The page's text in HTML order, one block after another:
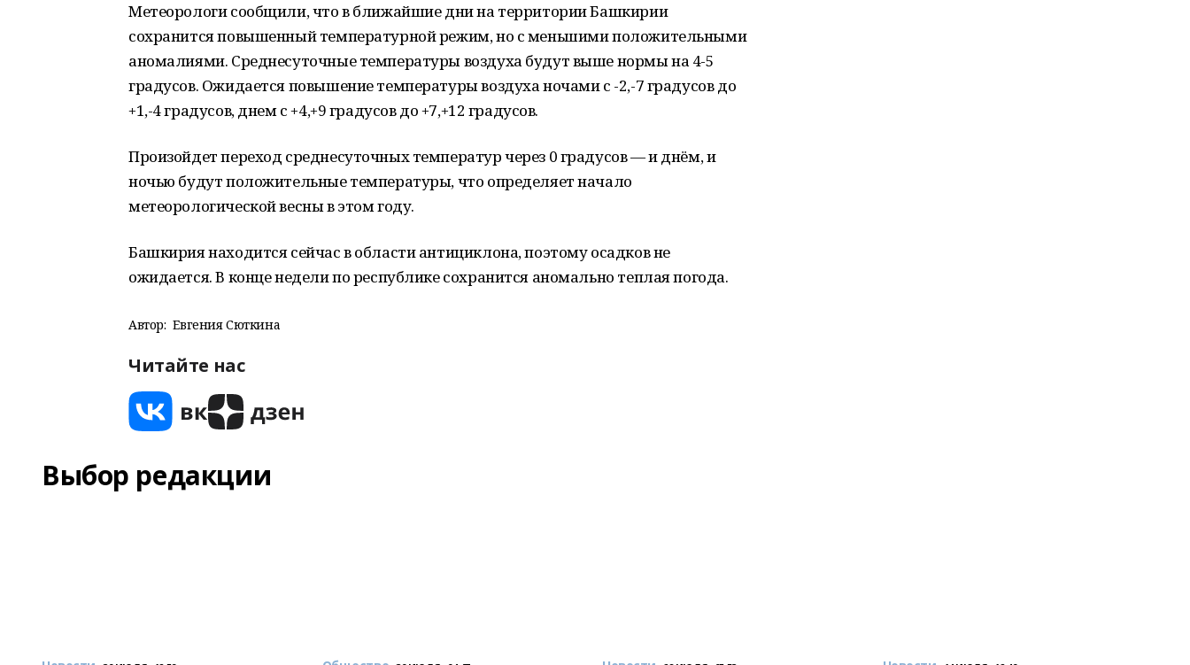
Метеорологи сообщили, что в ближайшие дни на территории Башкирии
сохранится повышенный температурной режим, но с меньшими положительными
аномалиями. Среднесуточные температуры воздуха будут выше нормы на 4-5
градусов. Ожидается повышение температуры воздуха ночами с -2,-7 градусов до
+1,-4 градусов, днем с +4,+9 градусов до +7,+12 градусов.
Произойдет переход среднесуточных температур через 0 градусов — и днём, и
ночью будут положительные температуры, что определяет начало
метеорологической весны в этом году.
Башкирия находится сейчас в области антициклона, поэтому осадков не
ожидается. В конце недели по республике сохранится аномально теплая погода.
Автор: Евгения Сюткина
Читайте нас
Выбор редакции